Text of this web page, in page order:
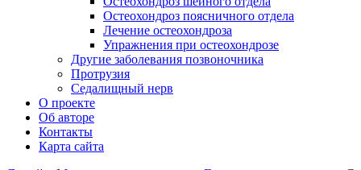
Остеохондроз поясничного отдела
Лечение остеохондроза
Упражнения при остеохондрозе
Другие заболевания позвоночника
Протрузия
Седалищный нерв
О проекте
Об авторе
Контакты
Карта сайта